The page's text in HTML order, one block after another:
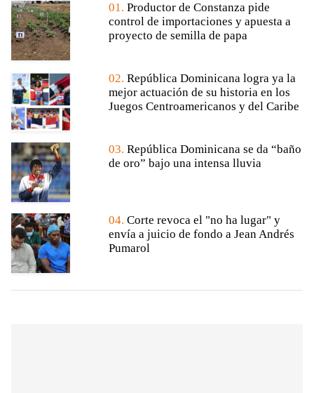
01. Productor de Constanza pide
control de importaciones y apuesta a
proyecto de semilla de papa
02. República Dominicana logra ya la
mejor actuación de su historia en los
Juegos Centroamericanos y del Caribe
03. República Dominicana se da “baño
de oro” bajo una intensa lluvia
04. Corte revoca el "no ha lugar" y
envía a juicio de fondo a Jean Andrés
Pumarol